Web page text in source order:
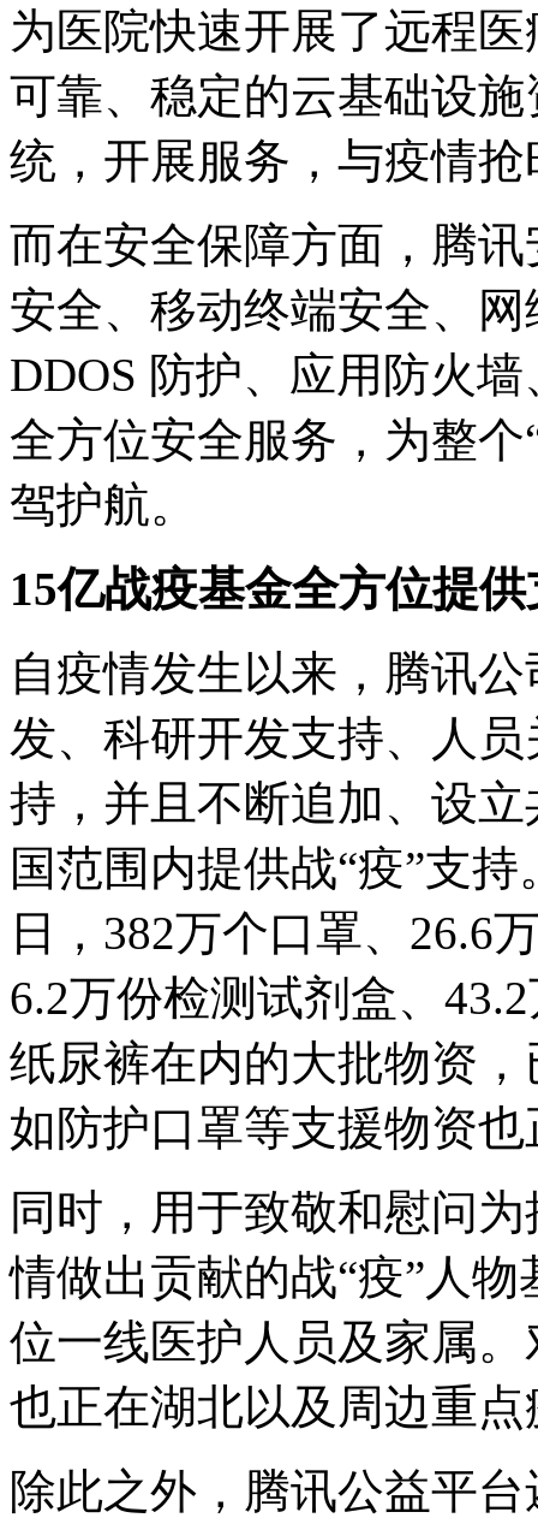
为医院快速开展了远程
可靠、稳定的云基础设
统，开展服务，与疫情抢
而在安全保障方面，腾
安全、移动终端安全、
DDOS 防护、应用防火
全方位安全服务，为整
驾护航。
15亿战疫基金全方位提
自疫情发生以来，腾讯
发、科研开发支持、人
持，并且不断追加、设
国范围内提供战“疫”支
日，382万个口罩、26.6
6.2万份检测试剂盒、
纸尿裤在内的大批物资
如防护口罩等支援物资
同时，用于致敬和慰问
情做出贡献的战“疫”人
位一线医护人员及家属
也正在湖北以及周边重
除此之外，腾讯公益平